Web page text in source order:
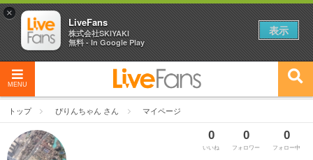
MENU
トップ ぴりんちゃん さん マイページ
0
いいね
0
フォロワー
0
フォロー中
×
LiveFans
株式会社SKIYAKI
無料 - In Google Play
表示